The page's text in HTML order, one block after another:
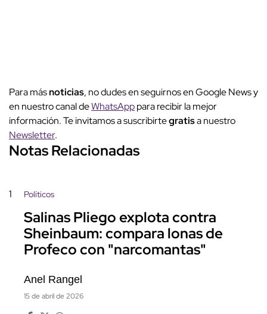
Para másnoticias, no dudes en seguirnos en Google News y
en nuestro canal deWhatsApppara recibir la mejor
información. Te invitamos a suscribirtegratisa nuestro
Newsletter.
Notas Relacionadas
1 Políticos
Salinas Pliego explota contra
Sheinbaum: compara lonas de
Profeco con "narcomantas"
Anel Rangel
15 de abril de 2026